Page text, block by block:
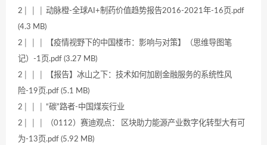
2│ │ │ 动脉橙-全球AI+制药价值趋势报告2016-2021年-16页.pdf
(4.3 MB)
2│ │ │ 【疫情视野下的中国楼市：影响与对策】（思维导图笔
记）-1页.pdf (3.27 MB)
2│ │ │ 【报告】冰山之下：技术如何加剧金融服务的系统性风
险-19页.pdf (5.1 MB)
2│ │ │ “碳”路者-中国煤炭行业
2│ │ │ （0112）赛迪观点： 区块助力能源产业数字化转型大有可
为-13页.pdf (5.92 MB)